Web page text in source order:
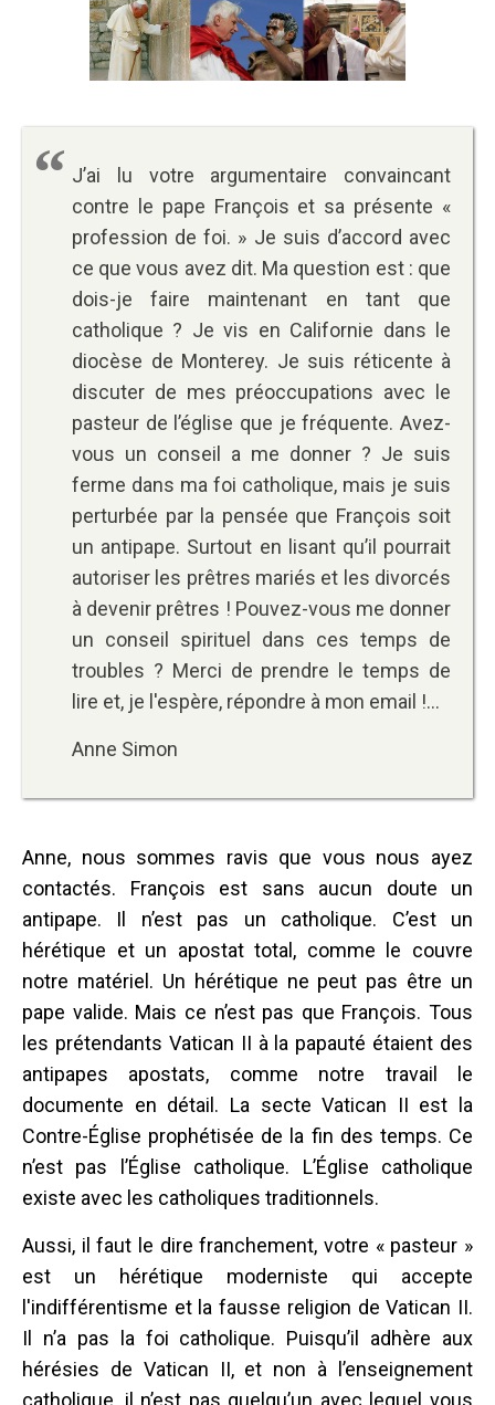
J’ai lu votre argumentaire convaincant
contre le pape François et sa présente «
profession de foi. » Je suis d’accord avec
ce que vous avez dit. Ma question est : que
dois-je faire maintenant en tant que
catholique ? Je vis en Californie dans le
diocèse de Monterey. Je suis réticente à
discuter de mes préoccupations avec le
pasteur de l’église que je fréquente. Avez-
vous un conseil a me donner ? Je suis
ferme dans ma foi catholique, mais je suis
perturbée par la pensée que François soit
un antipape. Surtout en lisant qu’il pourrait
autoriser les prêtres mariés et les divorcés
à devenir prêtres ! Pouvez-vous me donner
un conseil spirituel dans ces temps de
troubles ? Merci de prendre le temps de
lire et, je l'espère, répondre à mon email !...
Anne Simon
Anne, nous sommes ravis que vous nous ayez
contactés. François est sans aucun doute un
antipape. Il n’est pas un catholique. C’est un
hérétique et un apostat total, comme le couvre
notre matériel. Un hérétique ne peut pas être un
pape valide. Mais ce n’est pas que François. Tous
les prétendants Vatican II à la papauté étaient des
antipapes apostats, comme notre travail le
documente en détail. La secte Vatican II est la
Contre-Église prophétisée de la fin des temps. Ce
n’est pas l’Église catholique. L’Église catholique
existe avec les catholiques traditionnels.
Aussi, il faut le dire franchement, votre « pasteur »
est un hérétique moderniste qui accepte
l'indifférentisme et la fausse religion de Vatican II.
Il n’a pas la foi catholique. Puisqu’il adhère aux
hérésies de Vatican II, et non à l’enseignement